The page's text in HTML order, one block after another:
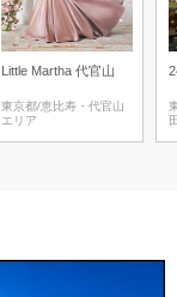
Little Martha 代官山
東京都/恵比寿・代官山
エリア